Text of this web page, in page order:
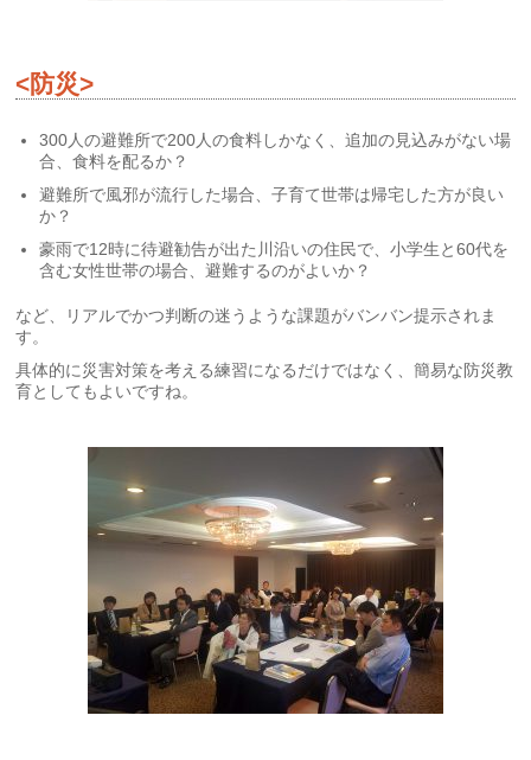
<防災>
300人の避難所で200人の食料しかなく、追加の見込みがない場
合、食料を配るか？
避難所で風邪が流行した場合、子育て世帯は帰宅した方が良い
か？
豪雨で12時に待避勧告が出た川沿いの住民で、小学生と60代を
含む女性世帯の場合、避難するのがよいか？
など、リアルでかつ判断の迷うような課題がバンバン提示されま
す。
具体的に災害対策を考える練習になるだけではなく、簡易な防災教
育としてもよいですね。